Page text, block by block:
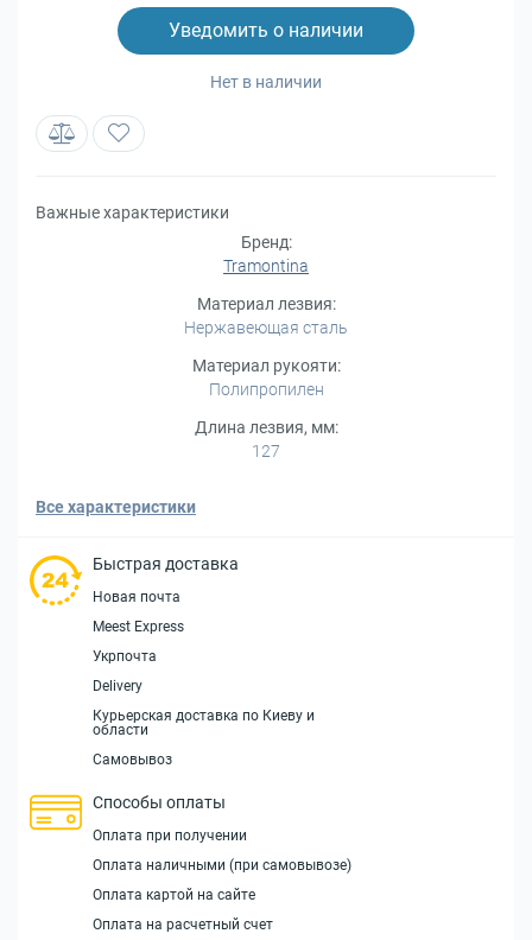
Нет в наличии
Уведомить о наличии
Важные характеристики
Бренд:
Tramontina
Материал лезвия:
Нержавеющая сталь
Материал рукояти:
Полипропилен
Длина лезвия, мм:
127
Все характеристики
Быстрая доставка
Новая почта
Meest Express
Укрпочта
Delivery
Курьерская доставка по Киеву и
области
Самовывоз
Способы оплаты
Оплата при получении
Оплата наличными (при самовывозе)
Оплата картой на сайте
Оплата на расчетный счет